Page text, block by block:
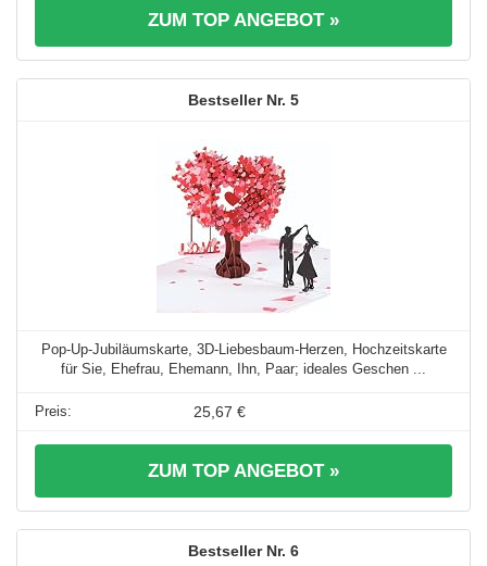
ZUM TOP ANGEBOT »
5
Pop-Up-Jubiläumskarte, 3D-Liebesbaum-Herzen, Hochzeitskarte
für Sie, Ehefrau, Ehemann, Ihn, Paar; ideales Geschen ...
25,67 €
ZUM TOP ANGEBOT »
6